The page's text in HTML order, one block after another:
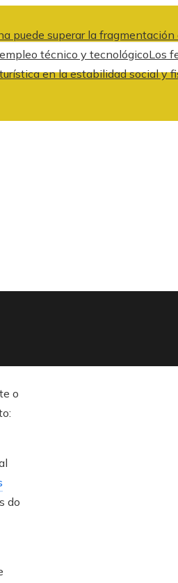
puede superar la
técnico y tecnológicoLos
en la estabilidad social y
o
do